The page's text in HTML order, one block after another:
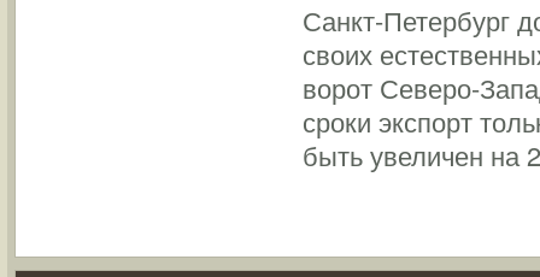
Санкт-Петербург
своих
ворот Северо-
сроки экспорт
быть увеличен на